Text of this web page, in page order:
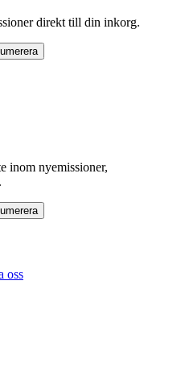
direkt till din inkorg.
inom nyemissioner,
oss